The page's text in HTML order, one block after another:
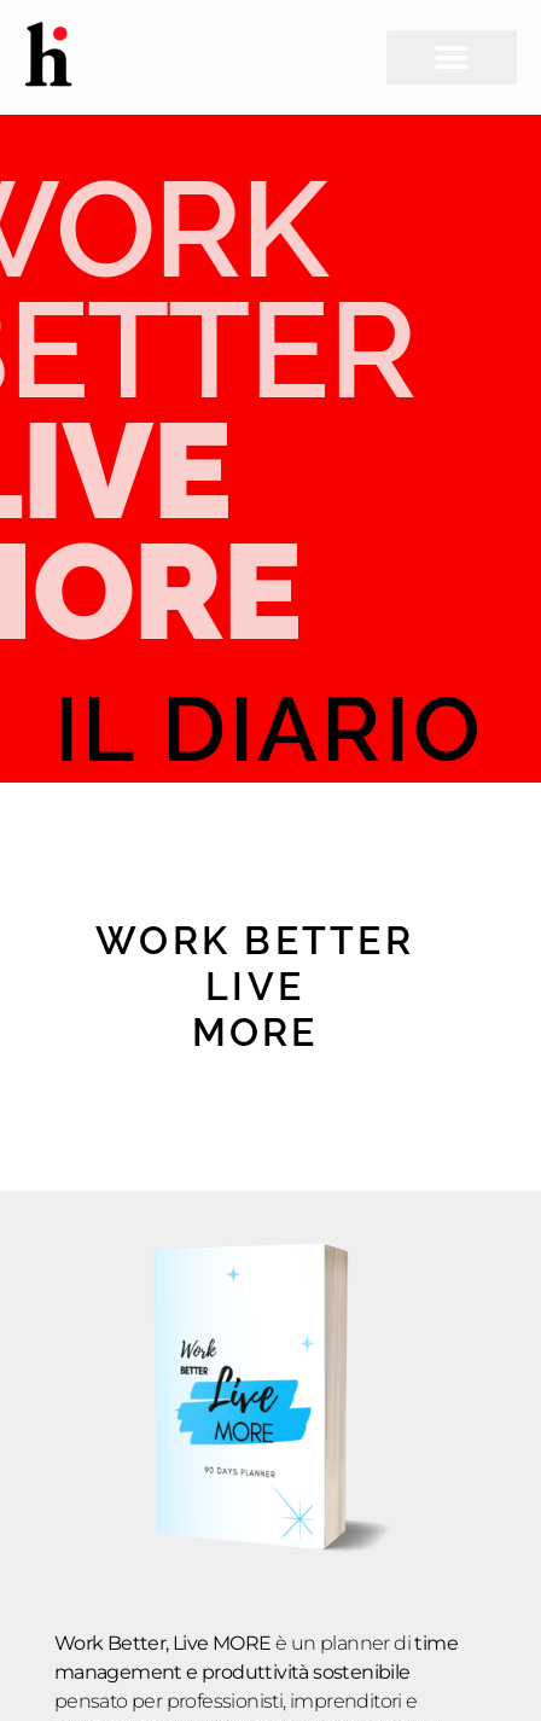
IL DIARIO
Work Better, Live MORE è un planner ditime
management e produttività sostenibile
pensato per professionisti, imprenditori e
WORK BETTER
LIVE
MORE